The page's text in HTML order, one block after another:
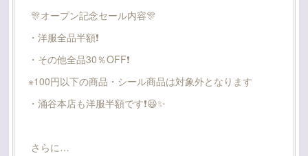
🎊オープン記念セール内容🎊
・洋服全品半額❗️
・その他全品30％OFF❗️
※100円以下の商品・シール商品は対象外となります
・涌谷本店も洋服半額です❗️😆✨
さらに…